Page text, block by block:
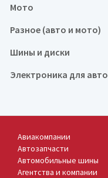
Мото
Разное (авто и мото)
Шины и диски
Электроника для авто
Авиакомпании
Автозапчасти
Автомобильные шины
Агентства и компании